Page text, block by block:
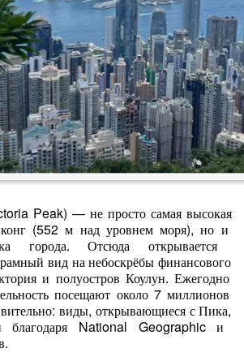
Peak) — не просто самая высокая
(552м надуровнемморя), но и
города. Отсюда открывается
виднанебоскрёбы финансового
и полуостров Коулун. Ежегодно
посещают около7миллионов
виды, открывающиесясПика,
благодаря National Geographicи